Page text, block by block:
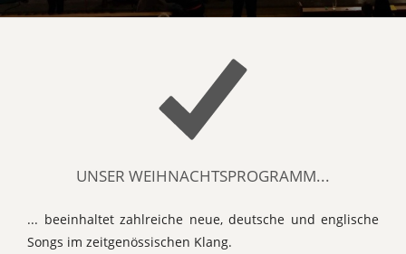
UNSER WEIHNACHTSPROGRAMM...
... beeinhaltet zahlreiche neue, deutsche und englische
Songs im zeitgenössischen Klang.